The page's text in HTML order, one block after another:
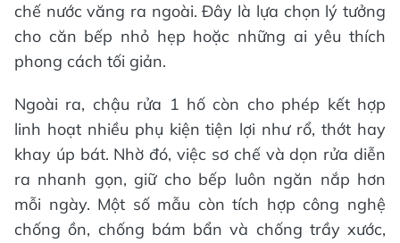
chế nước văng ra ngoài. Đây là lựa chọn lý tưởng
cho căn bếp nhỏ hẹp hoặc những ai yêu thích
phong cách tối giản.
Ngoài ra, chậu rửa 1 hố còn cho phép kết hợp
linh hoạt nhiều phụ kiện tiện lợi như rổ, thớt hay
khay úp bát. Nhờ đó, việc sơ chế và dọn rửa diễn
ra nhanh gọn, giữ cho bếp luôn ngăn nắp hơn
mỗi ngày. Một số mẫu còn tích hợp công nghệ
chống ồn, chống bám bẩn và chống trầy xước,